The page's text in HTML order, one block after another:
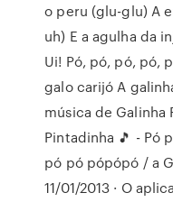
o peru (glu-glu) A
uh) E a agulha da
Ui! Pó, pó, pó, pó,
galo carijó A
música de Galinha
Pintadinha 🎵 - Pó
pó pó pópópó / a
11/01/2013 · O